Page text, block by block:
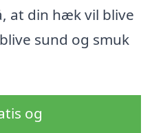
at din hæk vil blive
sund og smuk
og